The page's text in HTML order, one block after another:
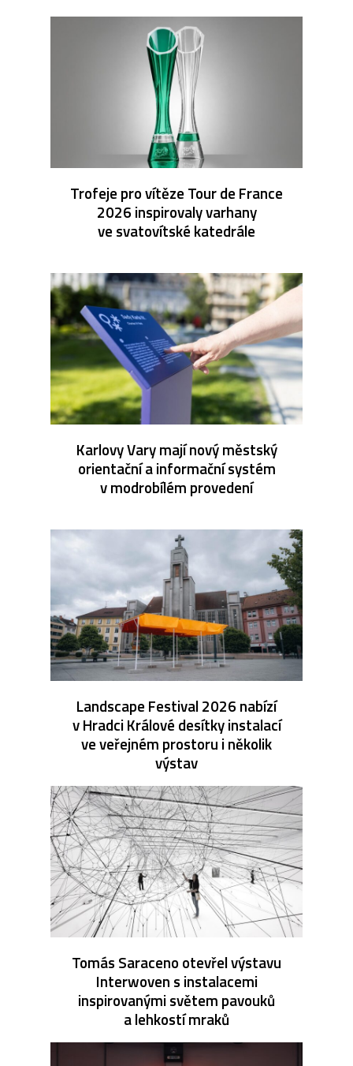
Trofeje pro vítěze Tour de France
2026 inspirovaly varhany
ve svatovítské katedrále
Karlovy Vary mají nový městský
orientační a informační systém
v modrobílém provedení
Landscape Festival 2026 nabízí
v Hradci Králové desítky instalací
ve veřejném prostoru i několik
výstav
Tomás Saraceno otevřel výstavu
Interwoven s instalacemi
inspirovanými světem pavouků
a lehkostí mraků